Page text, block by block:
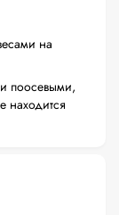
на
поосевыми,
находится